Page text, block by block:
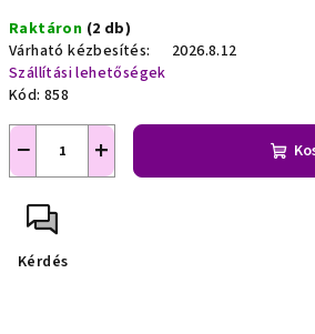
Raktáron (2 db)
Várható kézbesítés:
2026.8.12
Szállítási lehetőségek
Kód: 858
+
−
Kérdés